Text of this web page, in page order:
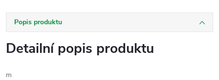
Popis produktu
Detailní popis produktu
m